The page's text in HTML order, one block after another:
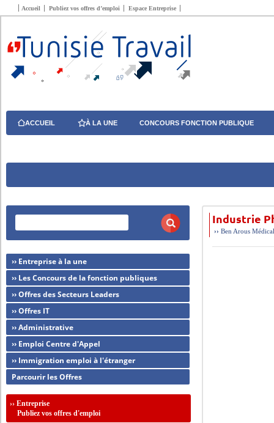
Accueil Publiez vos offres d’emploi Espace Entreprise
ACCUEIL À LA UNE CONCOURS FONCTION PUBLIQUE
Industrie
››Ben Arous
›› Entreprise à la une
›› Les Concours de la fonction publiques
›› Offres des Secteurs Leaders
›› Offres IT
›› Administrative
›› Emploi Centre d'Appel
›› Immigration emploi à l'étranger
Parcourir les Offres
››Entreprise
Publiez vos offres d'emploi